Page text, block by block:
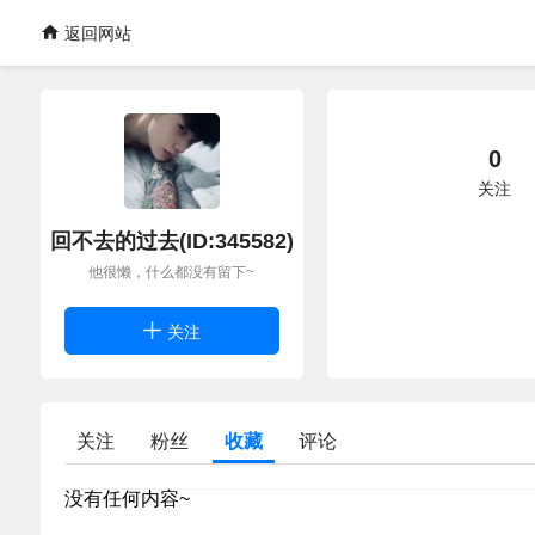
返回网站
回不去的过去(ID:345582)
他很懒，什么都没有留下~
关注
0
关注
关注 粉丝 收藏 评论
没有任何内容~